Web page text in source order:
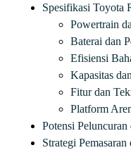
Spesifikasi Toyota
Powertrain
Baterai dan
Efisiensi
Kapasitas
Fitur dan
Platform
Potensi
Strategi